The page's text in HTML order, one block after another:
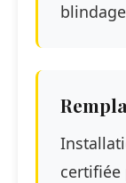
certifiée